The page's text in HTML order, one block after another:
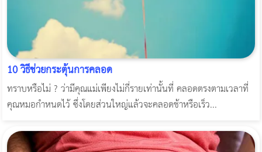
10 วิธีช่วยกระตุ้นการคลอด
ทราบหรือไม่ ? ว่ามีคุณแม่เพียงไม่กี่รายเท่านั้นที่ คลอดตรงตามเวลาที่
คุณหมอกำหนดไว้ ซึ่งโดยส่วนใหญ่แล้วจะคลอดช้าหรือเร็ว...